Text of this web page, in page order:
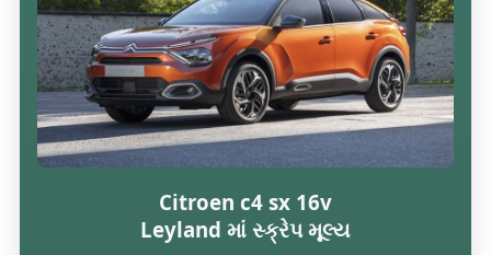
Citroen c4 sx 16v
Leyland માં સ્ક્રેપ મૂલ્ય